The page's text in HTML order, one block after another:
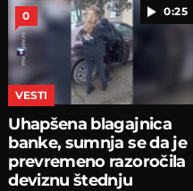
0:25
0
VESTI
Uhapšena blagajnica
banke, sumnja se da je
prevremeno razoročila
deviznu štednju